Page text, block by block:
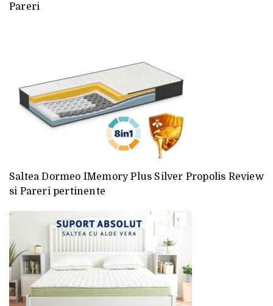
Pareri
Saltea Dormeo IMemory Plus Silver Propolis Review
si Pareri pertinente